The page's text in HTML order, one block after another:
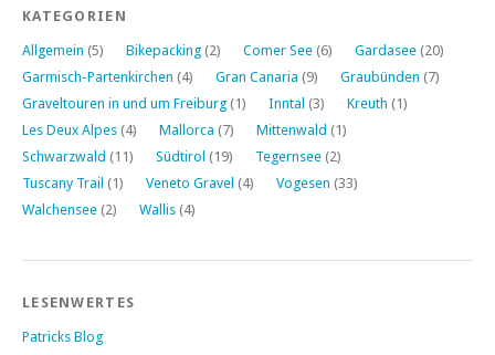
KATEGORIEN
Allgemein (5) Bikepacking (2) Comer See (6) Gardasee (20)
Garmisch-Partenkirchen (4) Gran Canaria (9) Graubünden (7)
Graveltouren in und um Freiburg (1) Inntal (3) Kreuth (1)
Les Deux Alpes (4) Mallorca (7) Mittenwald (1)
Schwarzwald (11) Südtirol (19) Tegernsee (2)
Tuscany Trail (1) Veneto Gravel (4) Vogesen (33)
Walchensee (2) Wallis (4)
LESENWERTES
Patricks Blog